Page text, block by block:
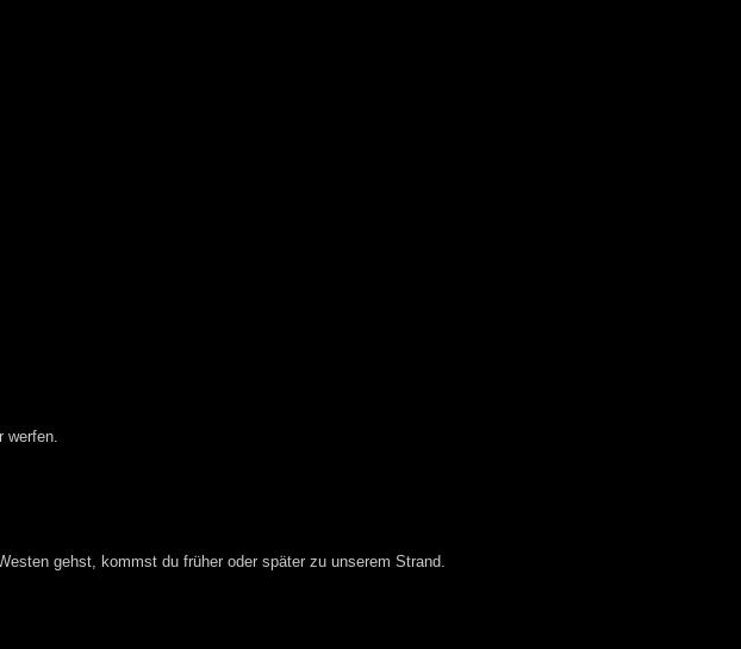
werfen.
gehst, kommst du früher oder später zu unserem Strand.